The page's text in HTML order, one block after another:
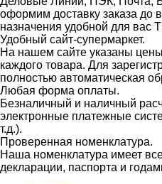
оформим доставку заказа до
назначения удобной для вас
Удобный сайт-супермаркет.
На нашем сайте указаны
каждого товара. Для
полностью автоматическая
Любая форма оплаты.
Безналичный и наличный
электронные платежные
т.д.).
Проверенная номенклатура.
Наша номенклатура имеет
декларации, паспорта и